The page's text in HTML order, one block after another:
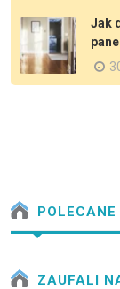
Jak
ZAUFALI